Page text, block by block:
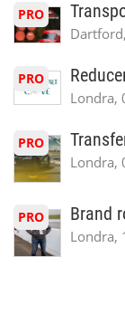
PRO
PRO
Londra,
PRO
Londra,
PRO Brand
Londra,